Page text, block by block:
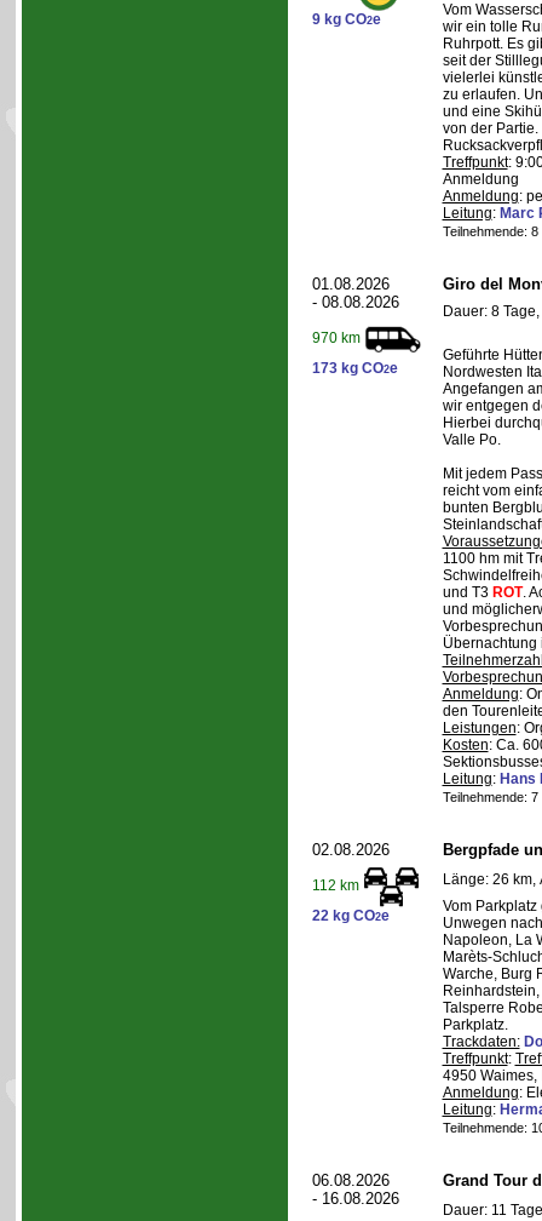
9 kg CO2e
Vom
wir ein tolle
Ruhrpott. Es
seit der
vielerlei
zu erlaufen.
und eine
von der Partie.
Treffpunkt:
Anmeldung
Anmeldung:
Leitung: Marc
Teilnehmende:
01.08.2026
- 08.08.2026
970 km
173 kg CO2e
Giro del
Dauer: 8
Geführte
Nordwesten
Angefangen
wir entgegen
Hierbei
Valle Po.
Mit jedem
reicht vom
bunten
1100 hm mit
und T3 ROT.
und
Übernachtung
Anmeldung:
den
Leistungen:
Kosten: Ca.
Leitung: Hans
Teilnehmende:
02.08.2026
112 km
22 kg CO2e
Bergpfade
Länge: 26 km,
Vom
Unwegen
Napoleon, La
Marèts-
Warche, Burg
Talsperre
Parkplatz.
Trackdaten:
Treffpunkt:
4950 Waimes,
Anmeldung:
Leitung:
Teilnehmende:
06.08.2026
- 16.08.2026
Grand Tour
Dauer: 11